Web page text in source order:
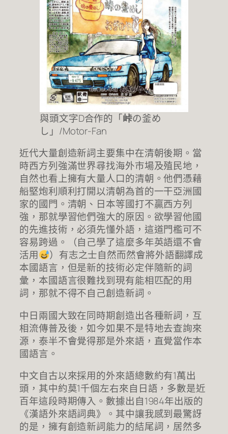
與頭文字D合作的「峠の釜め
し」/Motor-Fan
近代大量創造新詞主要集中在清朝後期。當
時西方列強滿世界尋找海外市場及殖民地，
自然也看上擁有大量人口的清朝。他們憑藉
船堅炮利順利打開以清朝為首的一干亞洲國
家的國門。清朝、日本等國打不贏西方列
強，那就學習他們強大的原因。欲學習他國
的先進技術，必須先懂外語，這道門檻可不
容易跨過。（自己學了這麼多年英語還不會
活用
）有志之士自然而然會將外語翻譯成
本國語言，但是新的技術必定伴隨新的詞
彙，本國語言很難找到現有能相匹配的用
詞，那就不得不自己創造新詞。
中日兩國大致在同時期創造出各種新詞，互
相流傳普及後，如今如果不是特地去查詢來
源，泰半不會覺得那是外來語，直覺當作本
國語言。
中文自古以來採用的外來語總數約有1萬出
頭，其中約莫1千個左右來自日語，多數是近
百年這段時期傳入。數據出自1984年出版的
《漢語外來語詞典》。其中讓我感到最驚訝
的是，擁有創造新詞能力的結尾詞，居然多